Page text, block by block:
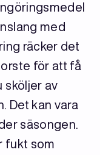
med
räcker det
för att få
sköljer av
Det kan vara
säsongen.
fukt som